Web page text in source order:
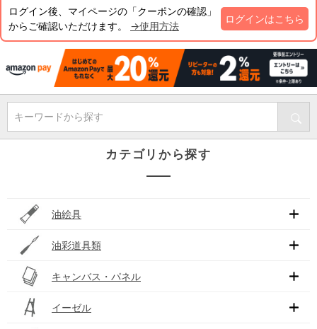
ログイン後、マイページの「クーポンの確認」
からご確認いただけます。 →使用方法
ログインはこちら
キーワードから探す
カテゴリから探す
油絵具
油彩道具類
キャンバス・パネル
イーゼル